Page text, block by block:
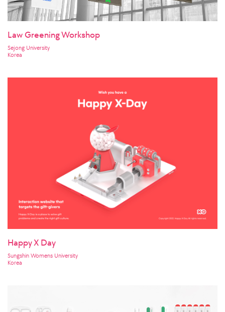
Law Greening Workshop
Sejong University
Korea
Happy X Day
Sungshin Womens University
Korea